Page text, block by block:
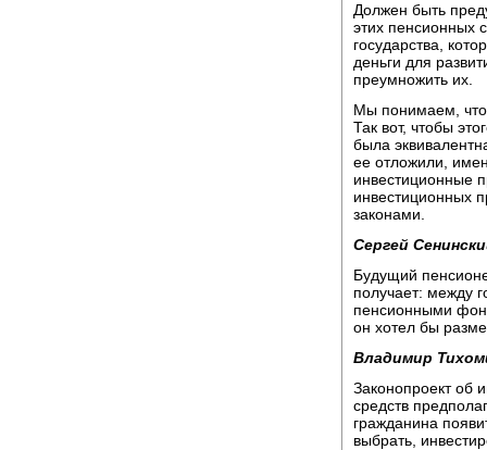
Должен быть
этих пенсионных
государства,
деньги для
преумножить их.
Мы понимаем, что
Так вот, чтобы
была
ее отложили,
инвестиционные
инвестиционных
законами.
Сергей
Будущий
получает: между
пенсионными
он хотел бы
Владимир
Законопроект об
средств
гражданина
выбрать,